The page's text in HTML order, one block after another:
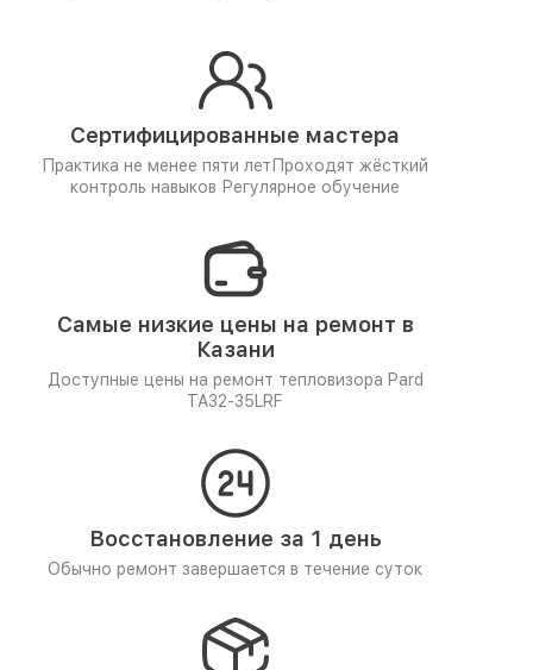
Сертифицированные мастера
Практика не менее пяти лет Проходят жёсткий
контроль навыков Регулярное обучение
Самые низкие цены на ремонт в
Казани
Доступные цены на ремонт тепловизора Pard
TA32-35LRF
Восстановление за 1 день
Обычно ремонт завершается в течение суток